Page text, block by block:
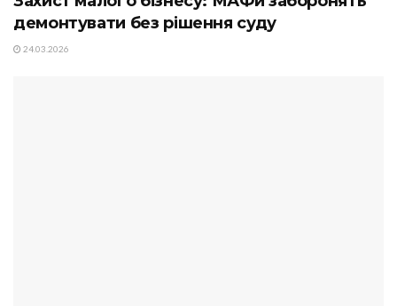
демонтувати без рішення суду
24.03.2026